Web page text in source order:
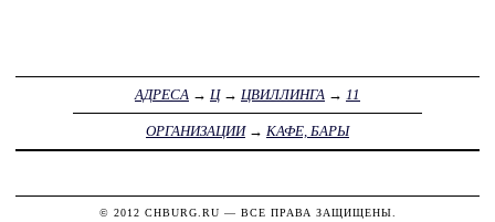
АДРЕСА → Ц→ ЦВИЛЛИНГА → 11
ОРГАНИЗАЦИИ→ КАФЕ, БАРЫ
© 2012 CHBURG.RU — ВСЕ ПРАВА ЗАЩИЩЕНЫ.